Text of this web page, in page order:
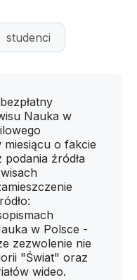
studenci
Nauka w
o fakcie
źródła
w Polsce -
zezwolenie nie
"Świat" oraz
wideo.